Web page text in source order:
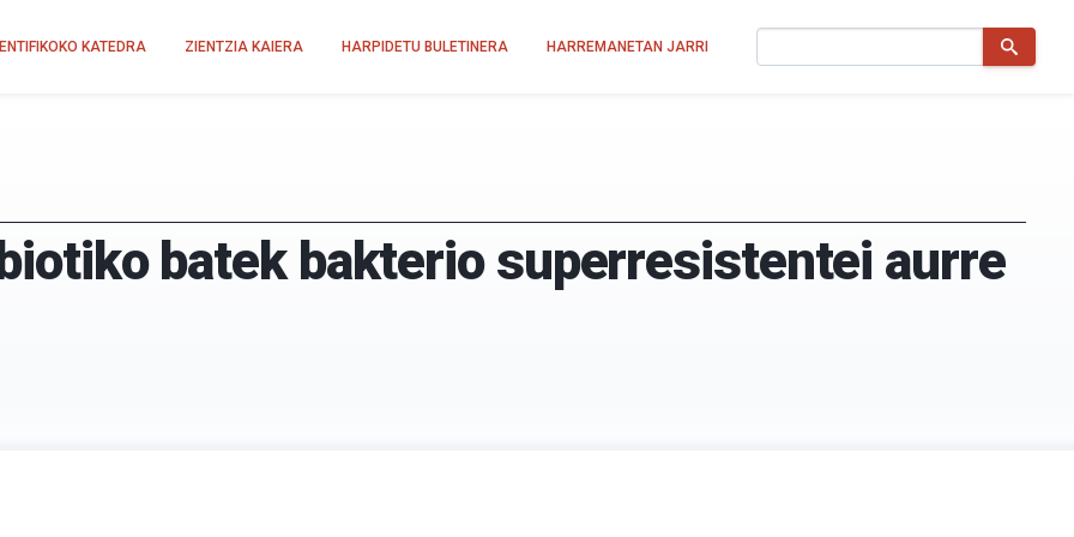
KATEDRA ZIENTZIA KAIERA HARPIDETU BULETINERA HARREMANETAN JARRI
batek bakterio superresistentei aurre